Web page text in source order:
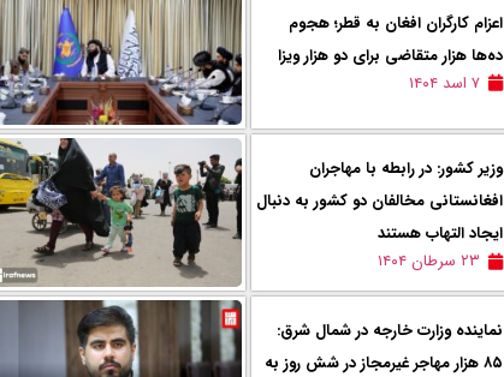
اعزام کارگران افغان به قطر؛ هجوم
ده‌ها هزار متقاضی برای دو هزار ویزا
۷ اسد ۱۴۰۴
وزیر کشور: در رابطه با مهاجران
افغانستانی مخالفان دو کشور به دنبال
ایجاد التهاب هستند
۲۳ سرطان ۱۴۰۴
نماینده وزارت خارجه در شمال شرق:
۸۵ هزار مهاجر غیرمجاز در شش روز به